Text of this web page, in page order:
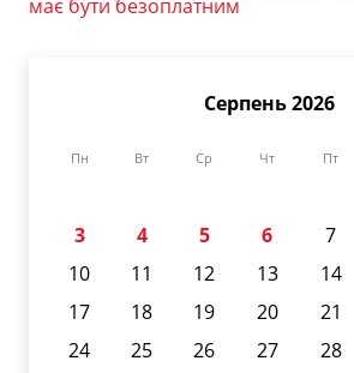
має бути безоплатним
Серпень 2026
Пн Вт Ср Чт Пт
3
4 5 6 7
10
11 12 13 14
17
18 19 20 21
24
25 26 27 28